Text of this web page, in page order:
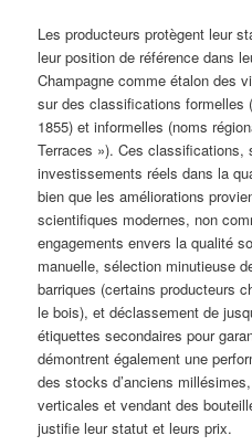
Les producteurs protègent leur
leur position de référence dans
Champagne comme étalon des
sur des classifications formelles
1855) et informelles (noms
Terraces »). Ces classifications,
investissements réels dans la
bien que les améliorations
scientifiques modernes, non
engagements envers la qualité
manuelle, sélection minutieuse
barriques (certains producteurs
le bois), et déclassement de
étiquettes secondaires pour
démontrent également une
des stocks d’anciens
verticales et vendant des
justifie leur statut et leurs prix.